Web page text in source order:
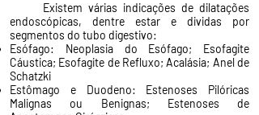
Existem várias indicações de dilatações
endoscópicas, dentre estar e dividas por
segmentos do tubo digestivo:
Esófago: Neoplasia do Esófago; Esofagite
Cáustica; Esofagite de Refluxo; Acalásia; Anel de
Schatzki
Estômago e Duodeno: Estenoses Pilóricas
Malignas ou Benignas; Estenoses de